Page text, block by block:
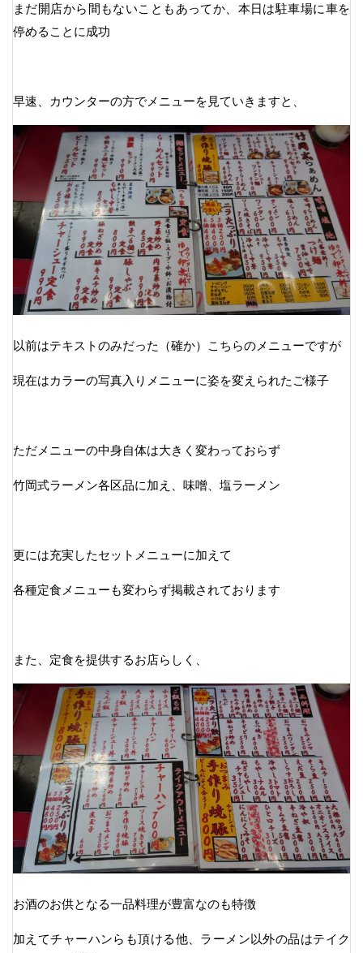
まだ開店から間もないこともあってか、本日は駐車場に車を
停めることに成功
早速、カウンターの方でメニューを見ていきますと、
以前はテキストのみだった（確か）こちらのメニューですが
現在はカラーの写真入りメニューに姿を変えられたご様子
ただメニューの中身自体は大きく変わっておらず
竹岡式ラーメン各区品に加え、味噌、塩ラーメン
更には充実したセットメニューに加えて
各種定食メニューも変わらず掲載されております
また、定食を提供するお店らしく、
お酒のお供となる一品料理が豊富なのも特徴
加えてチャーハンらも頂ける他、ラーメン以外の品はテイク